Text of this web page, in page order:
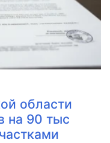
области
на 90 тыс